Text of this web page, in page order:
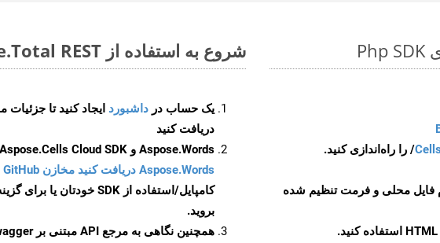
فایل محلی و فرمت تنظیم شده
شروع به استفاده از Aspose.Total REST برای ODP to CSV کنید
یک حساب در داشبورد
دریافت کنید
Aspose.Words و Aspose.Cells Cloud SDK برای کد منبع Php را از
Aspose.Words دریافت کنید مخازن GitHub
کامپایل/استفاده از SDK خودتان یا برای گزینه های دانلود جایگزین به
بروید.
همچنین نگاهی به مرجع API مبتنی بر Swagger برای